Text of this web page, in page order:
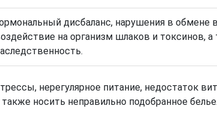
дисбаланс, нарушения в обмене
на организм шлаков и токсинов, а
нерегулярное питание, недостаток
также носить неправильно подобранное белье.